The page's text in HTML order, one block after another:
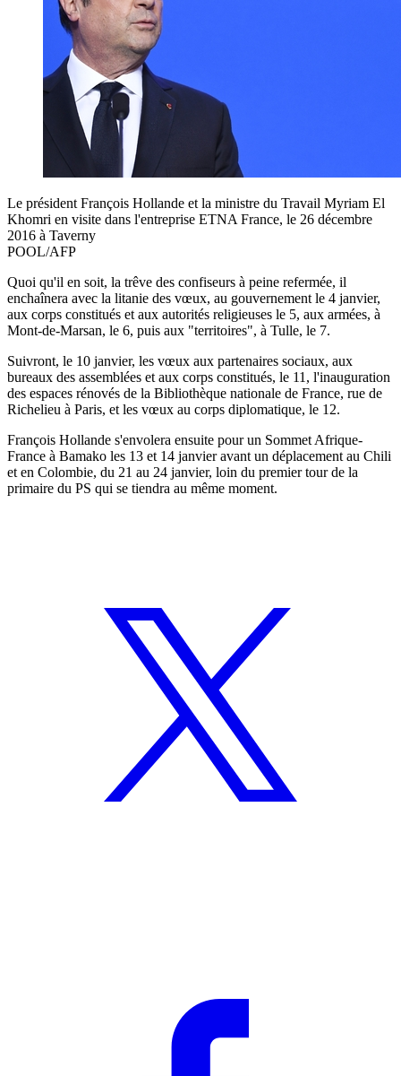
Le président François Hollande et la ministre du Travail Myriam El
Khomri en visite dans l'entreprise ETNA France, le 26 décembre
2016 à Taverny
POOL/AFP
Quoi qu'il en soit, la trêve des confiseurs à peine refermée, il
enchaînera avec la litanie des vœux, au gouvernement le 4 janvier,
aux corps constitués et aux autorités religieuses le 5, aux armées, à
Mont-de-Marsan, le 6, puis aux "territoires", à Tulle, le 7.
Suivront, le 10 janvier, les vœux aux partenaires sociaux, aux
bureaux des assemblées et aux corps constitués, le 11, l'inauguration
des espaces rénovés de la Bibliothèque nationale de France, rue de
Richelieu à Paris, et les vœux au corps diplomatique, le 12.
François Hollande s'envolera ensuite pour un Sommet Afrique-
France à Bamako les 13 et 14 janvier avant un déplacement au Chili
et en Colombie, du 21 au 24 janvier, loin du premier tour de la
primaire du PS qui se tiendra au même moment.